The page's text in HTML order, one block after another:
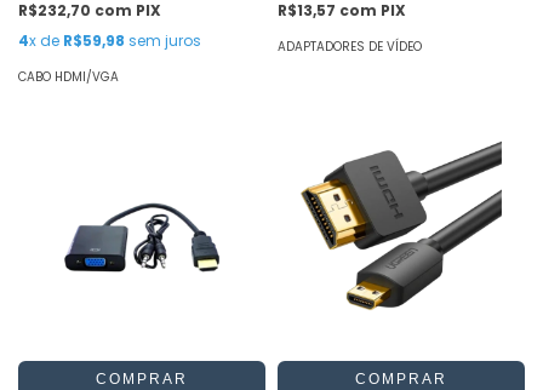
R$232,70 com PIX
4x de R$59,98 sem juros
CABO HDMI/VGA
R$13,57 com PIX
ADAPTADORES DE VÍDEO